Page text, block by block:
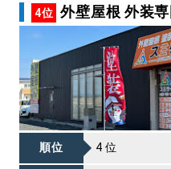
4位 外壁屋根 外装
順位 4 位